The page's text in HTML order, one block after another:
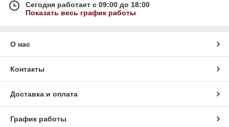
Сегодня работает с 09:00 до 18:00
Показать весь график работы
О нас
Контакты
Доставка и оплата
График работы